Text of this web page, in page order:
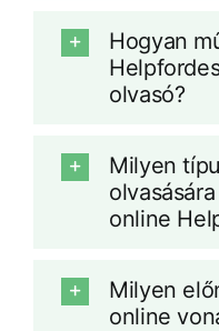
Hogyan
olvasó?
Milyen
online
Milyen
online